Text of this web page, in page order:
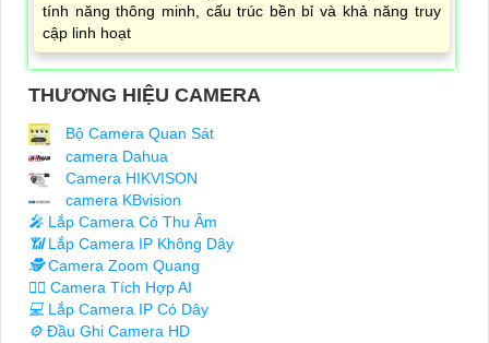
tính năng thông minh, cấu trúc bền bỉ và khả năng truy
cập linh hoạt
THƯƠNG HIỆU CAMERA
Bộ Camera Quan Sát
camera Dahua
Camera HIKVISON
camera KBvision
️🎤️ Lắp Camera Có Thu Âm
📶Lắp Camera IP Không Dây
🕵️Camera Zoom Quang
🧛‍♀️ Camera Tích Hợp AI
💻 Lắp Camera IP Có Dây
⚙️ Đầu Ghi Camera HD